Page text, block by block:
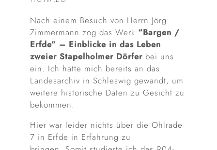
Nach einem Besuch von Herrn Jörg
Zimmermann zog das Werk “Bargen /
Erfde” – Einblicke in das Leben
zweier Stapelholmer Dörferbei uns
ein. Ich hatte mich bereits an das
Landesarchiv in Schleswig gewandt, um
weitere historische Daten zu Gesicht zu
bekommen.
Hier war leider nichts über die Ohlrade
7 in Erfde in Erfahrung zu